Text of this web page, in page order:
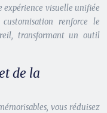
expérience visuelle unifiée
renforce le
transformant un outil
de la
vous réduisez